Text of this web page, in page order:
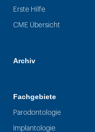
Erste Hilfe
CME Übersicht
Archiv
Fachgebiete
Parodontologie
Implantologie